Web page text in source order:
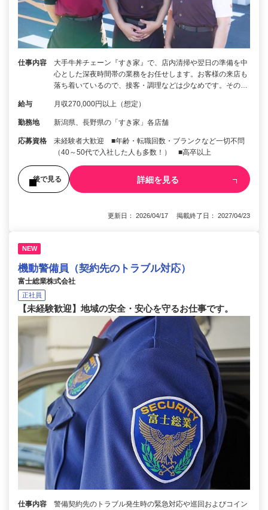
仕事内容
大手牛丼チェーン『すき家』で、店内清掃や翌日の準備を中
心とした深夜時間帯の業務をお任せします。お客様の来店も
落ち着いているので、接客・調理などは少なめです。その…
給与 月収270,000円以上（想定）
勤務地 新潟県、長野県の「すき家」各店舗
応募資格
未経験者大歓迎 ■年齢・転職回数・ブランクなど一切不問
（40～50代で入社した人も多数！） ■高卒以上
後で見る 詳細を見る
更新日： 2026/04/17 掲載終了日： 2027/04/23
NEW
機動警備員（契約先のトラブル対応）
富士総業株式会社
正社員
【未経験歓迎】地域の安全・安心を守るお仕事です。
仕事内容 警備契約先のトラブル発生時の緊急対応や巡回およびコイン